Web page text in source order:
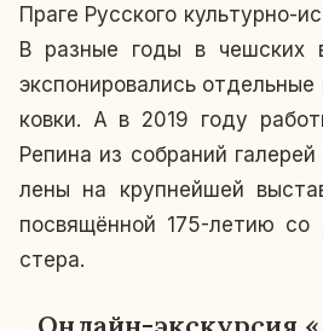
Праге Рус­ско­го куль­тур­но-
В разные годы в чеш­ских
экс­по­ни­ро­ва­лись
ков­ки. А в 2019 году
Репина из со­бра­ний
ле­ны на круп­ней­шей
по­свя­щён­ной 175-летию
сте­ра.